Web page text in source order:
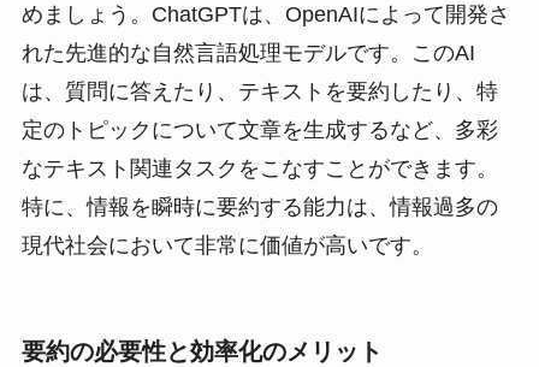
めましょう。ChatGPTは、OpenAIによって開発さ
れた先進的な自然言語処理モデルです。このAI
は、質問に答えたり、テキストを要約したり、特
定のトピックについて文章を生成するなど、多彩
なテキスト関連タスクをこなすことができます。
特に、情報を瞬時に要約する能力は、情報過多の
現代社会において非常に価値が高いです。
要約の必要性と効率化のメリット